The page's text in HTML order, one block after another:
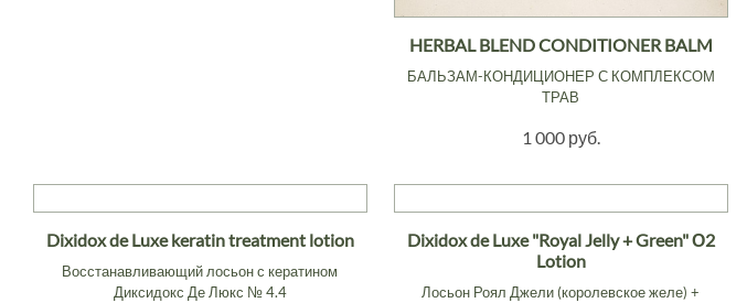
HERBAL BLEND CONDITIONER BALM
БАЛЬЗАМ-КОНДИЦИОНЕР С КОМПЛЕКСОМ
ТРАВ
1 000 руб.
Dixidox de Luxe keratin treatment lotion
Восстанавливающий лосьон с кератином
Диксидокс Де Люкс № 4.4
Dixidox de Luxe "Royal Jelly + Green" О2
Lotion
Лосьон Роял Джели (королевское желе) +